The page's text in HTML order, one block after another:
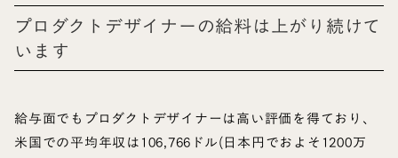
プロダクトデザイナーの給料は上がり続けて
います
給与面でもプロダクトデザイナーは高い評価を得ており、
米国での平均年収は106,766ドル(日本円でおよそ1200万